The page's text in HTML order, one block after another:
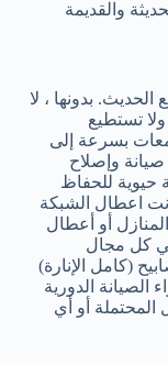
والقديمة
بدونها ، لا
تستطيع
بسرعة إلى
وإصلاح
حيوية للحفاظ
اعطال الشبكة
أو أعطال
كل مجال
(كامل الإنارة)
الصيانة الدورية
المحتملة أو أي